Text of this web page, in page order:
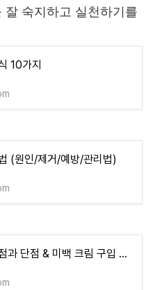
잘 숙지하고 실천하기를
10가지
(원인/제거/예방/관리법)
미백 크림의 장점과 단점 & 미백 크림 구입 시 고려사항